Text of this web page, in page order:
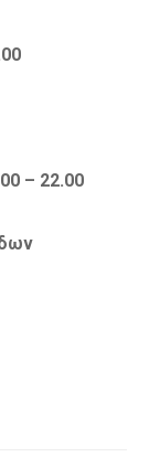
– 22.00